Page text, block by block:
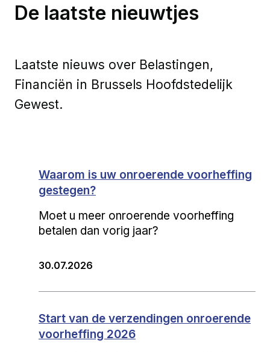
De laatste nieuwtjes
Laatste nieuws over Belastingen,
Financiën in Brussels Hoofdstedelijk
Gewest.
Waarom is uw onroerende voorheffing
gestegen?
Moet u meer onroerende voorheffing
betalen dan vorig jaar?
30.07.2026
Start van de verzendingen onroerende
voorheffing 2026